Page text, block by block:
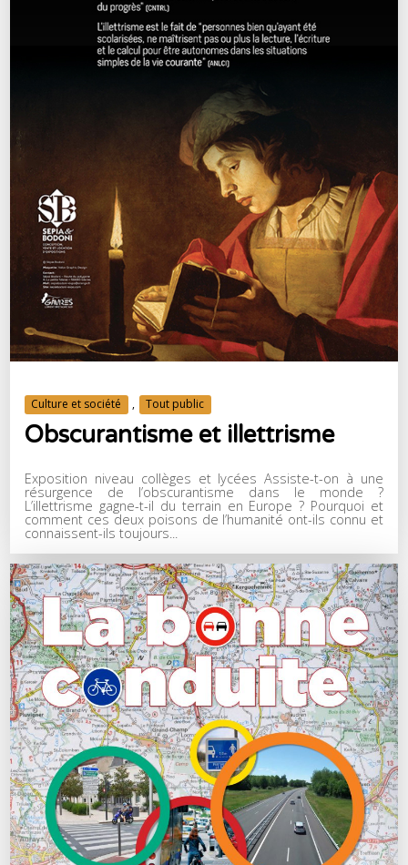
Culture et société , Tout public
Obscurantisme et illettrisme
Exposition niveau collèges et lycées Assiste-t-on à une
résurgence de l’obscurantisme dans le monde ?
L’illettrisme gagne-t-il du terrain en Europe ? Pourquoi et
comment ces deux poisons de l’humanité ont-ils connu et
connaissent-ils toujours...